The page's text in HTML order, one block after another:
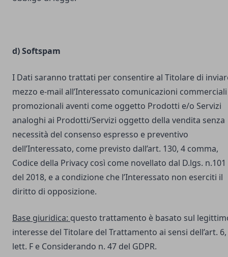
d) Softspam
I Dati saranno trattati per consentire al Titolare di
mezzo e-mail all’Interessato comunicazioni
promozionali aventi come oggetto Prodotti e/o Servizi
analoghi ai Prodotti/Servizi oggetto della vendita senza
necessità del consenso espresso e preventivo
dell’Interessato, come previsto dall’art. 130, 4 comma,
Codice della Privacy così come novellato dal D.lgs. n.101
del 2018, e a condizione che l’Interessato non eserciti il
diritto di opposizione.
Base giuridica: questo trattamento è basato sul
interesse del Titolare del Trattamento ai sensi dell’art. 6,
lett. F e Considerando n. 47 del GDPR.